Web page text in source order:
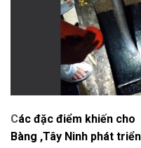
Các đặc điểm khiến cho
Bàng ,Tây Ninh phát